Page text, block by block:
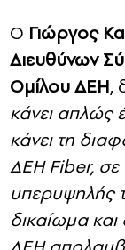
Ο Γιώργος
Διευθύνων
Ομίλου ΔΕΗ,
κάνει απλώς
κάνει τη
ΔΕΗ Fiber, σε
υπερυψηλής
δικαίωμα και